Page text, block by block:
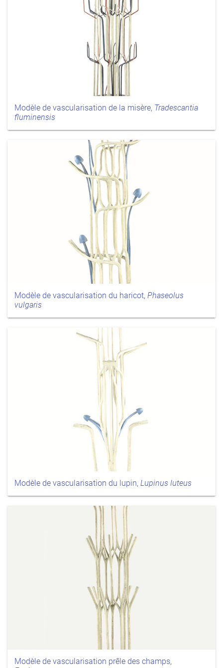
Modèle de vascularisation de la misère, Tradescantia
fluminensis
Modèle de vascularisation du haricot, Phaseolus
vulgaris
Modèle de vascularisation du lupin, Lupinus luteus
Modèle de vascularisation prêle des champs,